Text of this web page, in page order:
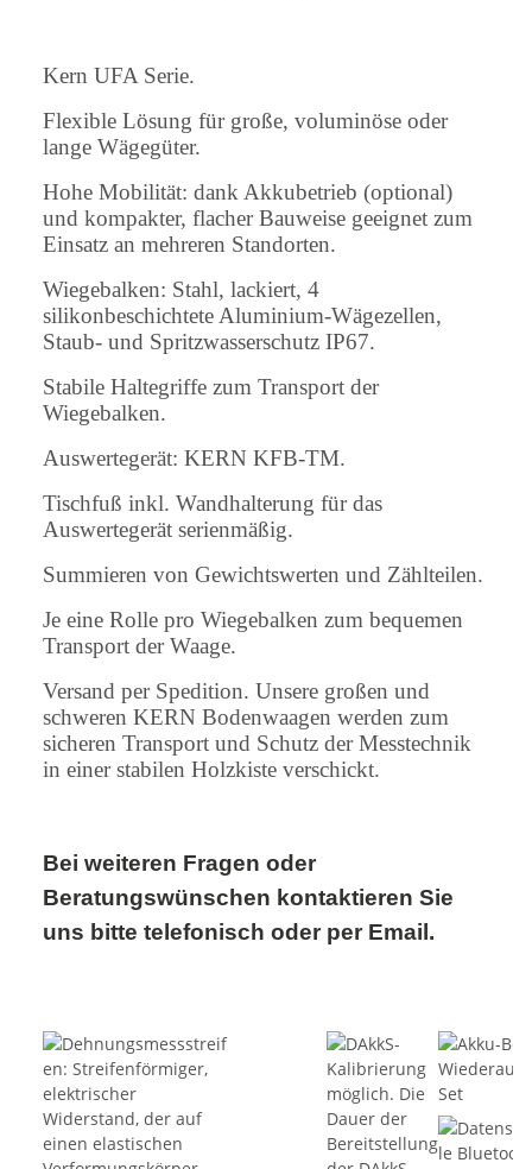
Kern UFA Serie.
Flexible Lösung für große, voluminöse oder
lange Wägegüter.
Hohe Mobilität: dank Akkubetrieb (optional)
und kompakter, flacher Bauweise geeignet zum
Einsatz an mehreren Standorten.
Wiegebalken: Stahl, lackiert, 4
silikonbeschichtete Aluminium-Wägezellen,
Staub- und Spritzwasserschutz IP67.
Stabile Haltegriffe zum Transport der
Wiegebalken.
Auswertegerät: KERN KFB-TM.
Tischfuß inkl. Wandhalterung für das
Auswertegerät serienmäßig.
Summieren von Gewichtswerten und Zählteilen.
Je eine Rolle pro Wiegebalken zum bequemen
Transport der Waage.
Versand per Spedition. Unsere großen und
schweren KERN Bodenwaagen werden zum
sicheren Transport und Schutz der Messtechnik
in einer stabilen Holzkiste verschickt.
Bei weiteren Fragen oder
Beratungswünschen kontaktieren Sie
uns bitte telefonisch oder per Email.